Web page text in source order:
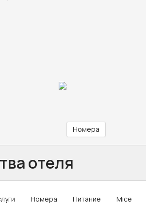
Номера
отеля
Номера Питание Mice